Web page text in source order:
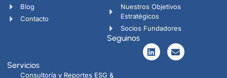
Blog
Contacto
Nuestros Objetivos
Estratégicos
Socios Fundadores
Seguinos
Servicios
Consultoría y Reportes ESG &